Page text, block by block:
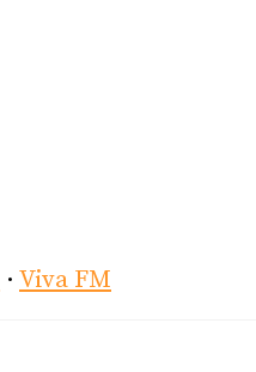
· Viva FM